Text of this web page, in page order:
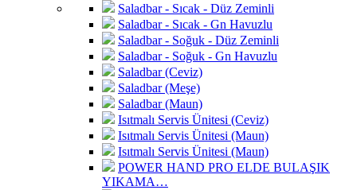
Saladbar - Sıcak - Düz Zeminli
Saladbar - Sıcak - Gn Havuzlu
Saladbar - Soğuk - Düz Zeminli
Saladbar - Soğuk - Gn Havuzlu
Saladbar (Ceviz)
Saladbar (Meşe)
Saladbar (Maun)
Isıtmalı Servis Ünitesi (Ceviz)
Isıtmalı Servis Ünitesi (Maun)
Isıtmalı Servis Ünitesi (Maun)
POWER HAND PRO ELDE BULAŞIK
YIKAMA…